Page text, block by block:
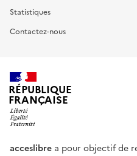
Statistiques
Contactez-nous
RÉPUBLIQUE
FRANÇAISE
acceslibre a pour objectif de